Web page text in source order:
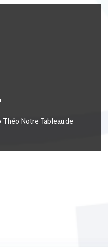
Théo Notre Tableau de